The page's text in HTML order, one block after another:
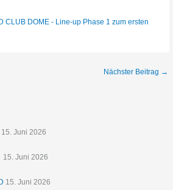
CLUB DOME - Line-up Phase 1 zum ersten
Nächster Beitrag →
15. Juni 2026
15. Juni 2026
15. Juni 2026